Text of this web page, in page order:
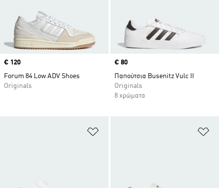
Price
€ 120
Forum 84 Low ADV Shoes
Originals
Price
€ 80
Παπούτσια Busenitz Vulc II
Originals
8 χρώματα
Προσθήκη στη Λίστα Επιθυμιών